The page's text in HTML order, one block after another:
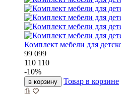
Комплект мебели для
99 099
110 110
-10%
в корзину Товар в корзине